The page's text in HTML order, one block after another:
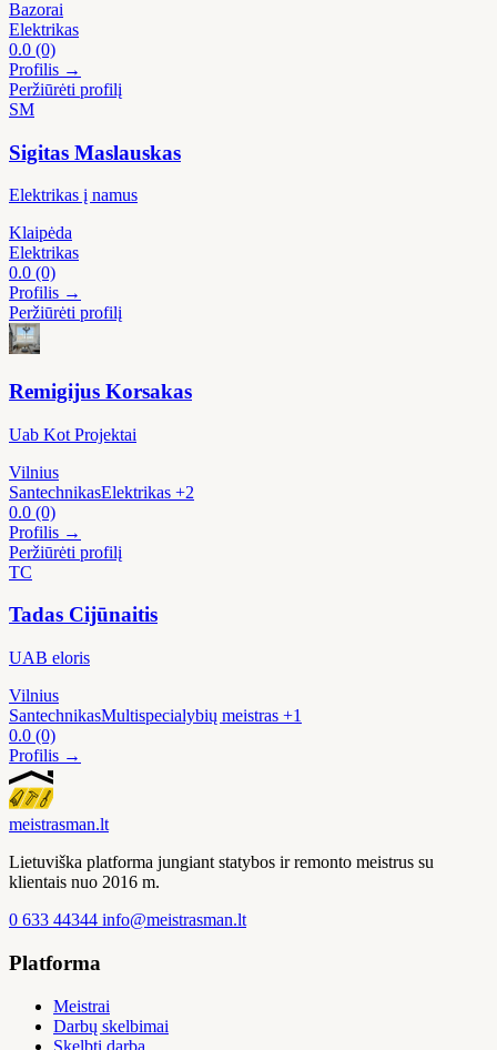
Bazorai
Elektrikas
0.0 (0)
Profilis →
Peržiūrėti profilį
SM
Sigitas Maslauskas
Elektrikas į namus
Klaipėda
Elektrikas
0.0 (0)
Profilis →
Peržiūrėti profilį
Remigijus Korsakas
Uab Kot Projektai
Vilnius
SantechnikasElektrikas +2
0.0 (0)
Profilis →
Peržiūrėti profilį
TC
Tadas Cijūnaitis
UAB eloris
Vilnius
SantechnikasMultispecialybių meistras +1
0.0 (0)
Profilis →
meistrasman.lt
Lietuviška platforma jungiant statybos ir remonto meistrus su
klientais nuo 2016 m.
0 633 44344 info@meistrasman.lt
Platforma
Meistrai
Darbų skelbimai
Skelbti darbą